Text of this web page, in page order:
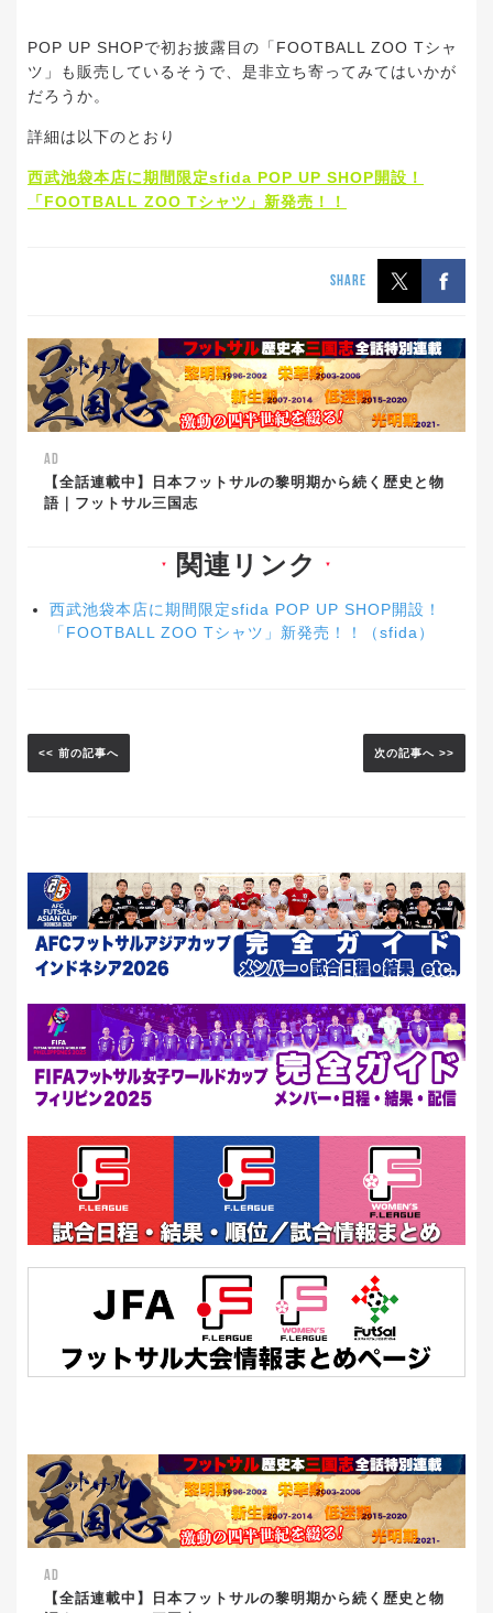
POP UP SHOPで初お披露目の「FOOTBALL ZOO Tシャ
ツ」も販売しているそうで、是非立ち寄ってみてはいかが
だろうか。
詳細は以下のとおり
西武池袋本店に期間限定sfida POP UP SHOP開設！
「FOOTBALL ZOO Tシャツ」新発売！！
SHARE
AD
【全話連載中】日本フットサルの黎明期から続く歴史と物
語｜フットサル三国志
▼ 関連リンク ▼
西武池袋本店に期間限定sfida POP UP SHOP開設！
「FOOTBALL ZOO Tシャツ」新発売！！（sfida）
<< 前の記事へ 次の記事へ >>
AD
【全話連載中】日本フットサルの黎明期から続く歴史と物